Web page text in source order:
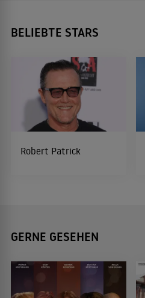
BELIEBTE STARS
Robert Patrick
GERNE GESEHEN